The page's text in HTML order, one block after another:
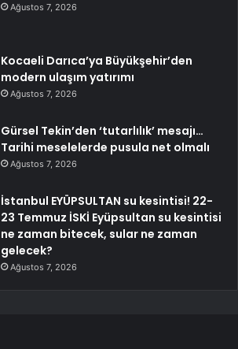
Ağustos 7, 2026
Kocaeli Darıca’ya Büyükşehir’den
modern ulaşım yatırımı
Ağustos 7, 2026
Gürsel Tekin’den ‘tutarlılık’ mesajı…
Tarihi meselelerde pusula net olmalı
Ağustos 7, 2026
İstanbul EYÜPSULTAN su kesintisi! 22-
23 Temmuz İSKİ Eyüpsultan su kesintisi
ne zaman bitecek, sular ne zaman
gelecek?
Ağustos 7, 2026